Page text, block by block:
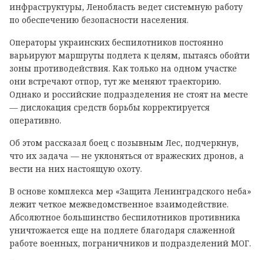
инфраструктуры, Ленобласть ведет системную работу
по обеспечению безопасности населения.
Операторы украинских беспилотников постоянно
варьируют маршруты подлета к целям, пытаясь обойти
зоны противодействия. Как только на одном участке
они встречают отпор, тут же меняют траекторию.
Однако и российские подразделения не стоят на месте
— дислокация средств борьбы корректируется
оперативно.
Об этом рассказал боец с позывным Лес, подчеркнув,
что их задача — не уклоняться от вражеских дронов, а
вести на них настоящую охоту.
В основе комплекса мер «Защита Ленинградского неба»
лежит четкое межведомственное взаимодействие.
Абсолютное большинство беспилотников противника
уничтожается еще на подлете благодаря слаженной
работе военных, пограничников и подразделений МОГ.